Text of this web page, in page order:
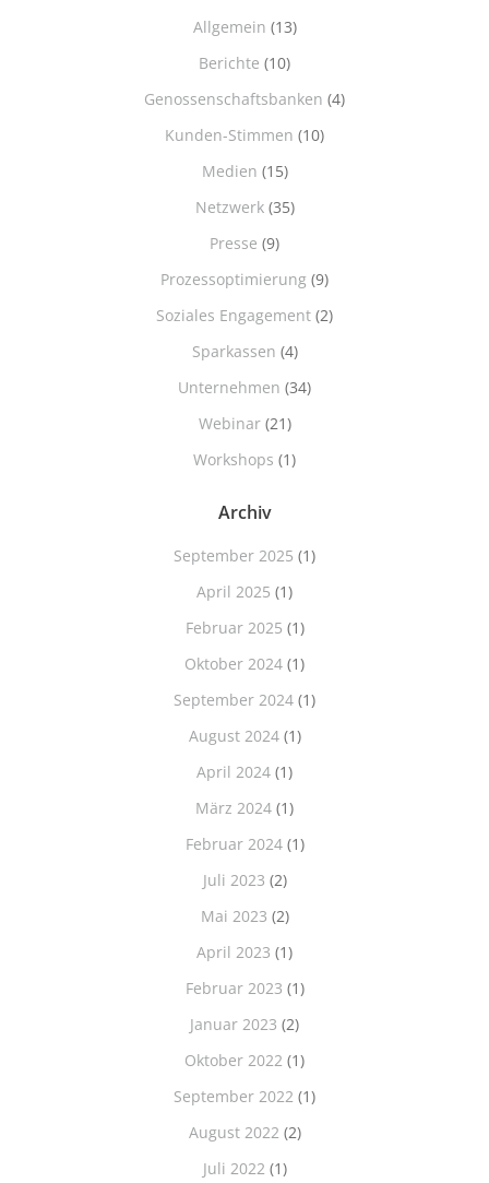
Allgemein (13)
Berichte (10)
Genossenschaftsbanken (4)
Kunden-Stimmen (10)
Medien (15)
Netzwerk(35)
Presse (9)
Prozessoptimierung (9)
Soziales Engagement (2)
Sparkassen (4)
Unternehmen (34)
Webinar(21)
Workshops (1)
Archiv
September 2025 (1)
April 2025 (1)
Februar 2025 (1)
Oktober 2024 (1)
September 2024 (1)
August 2024(1)
April 2024 (1)
März 2024 (1)
Februar 2024(1)
Juli 2023 (2)
Mai 2023 (2)
April 2023 (1)
Februar 2023 (1)
Januar 2023 (2)
Oktober 2022 (1)
September 2022 (1)
August 2022 (2)
Juli 2022 (1)